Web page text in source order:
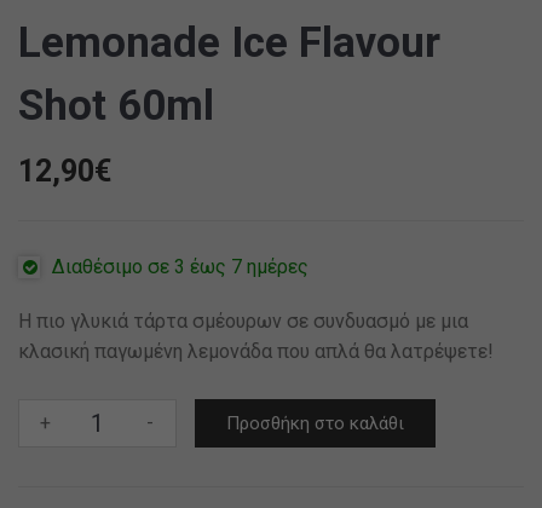
Lemonade Ice Flavour
Shot 60ml
12,90€
Διαθέσιμο σε 3 έως 7 ημέρες
Η πιο γλυκιά τάρτα σμέουρων σε συνδυασμό με μια
κλασική παγωμένη λεμονάδα που απλά θα λατρέψετε!
+ - Προσθήκη στο καλάθι